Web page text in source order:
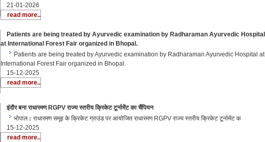
21-01-2026
read more..
Patients are being treated by Ayurvedic examination by Radharaman Ayurvedic Hospital
at International Forest Fair organized in Bhopal.
Patients are being treated by Ayurvedic examination by Radharaman Ayurvedic Hospital at
International Forest Fair organized in Bhopal.
15-12-2025
read more..
इंदौर बना राधारमण RGPV राज्य स्तरीय क्रिकेट टूर्नामेंट का चैंपियन
भोपाल। राधारमण समूह के क्रिकेट ग्राउंड पर आयोजित राधारमण RGPV राज्य स्तरीय क्रिकेट टूर्नामेंट क
15-12-2025
read more..